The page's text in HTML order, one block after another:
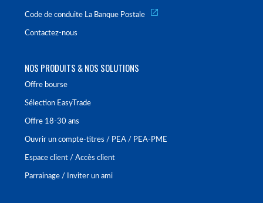
Code de conduite La Banque Postale
Contactez-nous
NOS PRODUITS & NOS SOLUTIONS
Offre bourse
Sélection EasyTrade
Offre 18-30 ans
Ouvrir un compte-titres / PEA / PEA-PME
Espace client / Accès client
Parrainage / Inviter un ami